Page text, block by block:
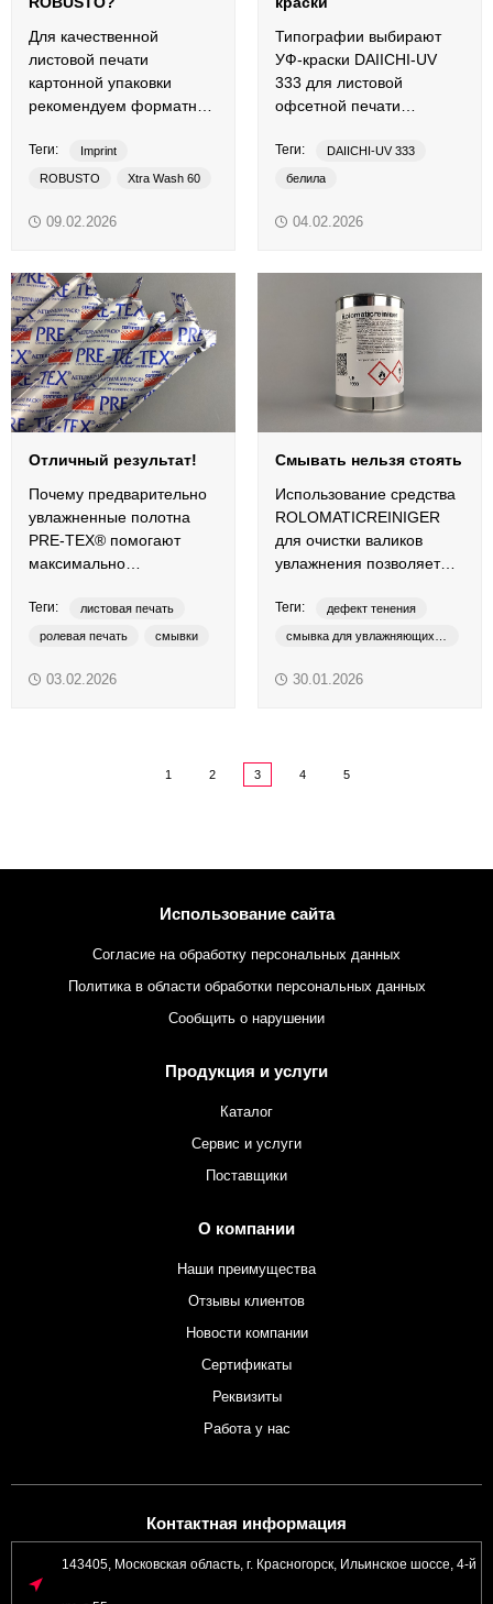
Для качественной
листовой печати
картонной упаковки
рекомендуем форматную
ROBUSTO и смывку Xtra
Wash 60.
Теги: Imprint
ROBUSTO Xtra Wash 60
традиционные краски
09.02.2026
Типографии выбирают
УФ-краски DAIICHI-UV
333 для листовой
офсетной печати
Теги: DAIICHI-UV 333
белила
УФ-краски
04.02.2026
Отличный результат!
Почему предварительно
увлажненные полотна
PRE-TEX® помогают
максимально
офсетную резину?
Теги: листовая печать
ролевая печать смывки
03.02.2026
Смывать нельзя стоять
Использование средства
ROLOMATICREINIGER
для очистки валиков
увлажнения позволяет
процесс офсетной
печати.
Теги: дефект тенения
30.01.2026
1 2 3 4 5
Использование сайта
Согласие на обработку персональных данных
Политика в области обработки персональных данных
Сообщить о нарушении
Продукция и услуги
Каталог
Сервис и услуги
Поставщики
О компании
Наши преимущества
Отзывы клиентов
Новости компании
Сертификаты
Реквизиты
Работа у нас
Контактная информация
143405, Московская область, г. Красногорск, Ильинское шоссе, 4-й